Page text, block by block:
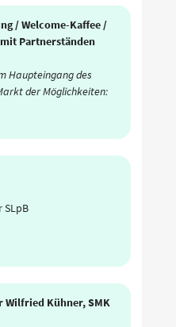
/ Welcome-Kaffee /
Partnerständen
Haupteingang des
der Möglichkeiten:
SLpB
Kühner, SMK